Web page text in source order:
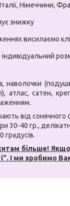
Німеччини,
знижку
висилаємо
атлас, сатен,
від сонячного
30-40 гр.,
градусів.
більше!
І ми зробимо